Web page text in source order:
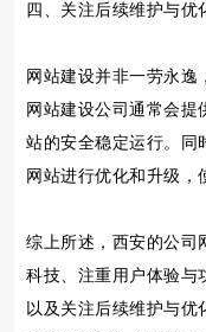
四、关注后续维护与优
网站建设并非一劳永逸
网站建设公司通常会提
站的安全稳定运行。同
网站进行优化和升级，
综上所述，西安的公司
科技、注重用户体验与
以及关注后续维护与优